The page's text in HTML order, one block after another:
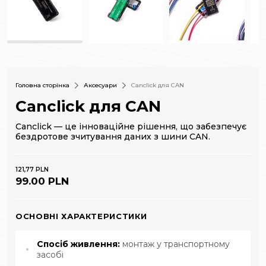
Головна сторінка Аксесуари Canclick для CAN
Canclick для CAN
Canclick — це інноваційне рішення, що забезпечує
бездротове зчитування даних з шини CAN.
121,77 PLN
99.00 PLN
ОСНОВНІ ХАРАКТЕРИСТИКИ
Спосіб живлення: монтаж у транспортному
засобі